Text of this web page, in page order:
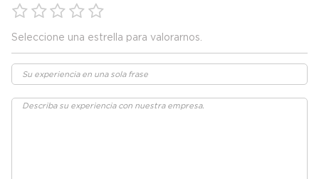
Seleccione una estrella para valorarnos.